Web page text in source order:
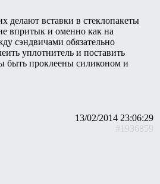
делают вставки в стеклопакеты
впритык и оменно как на
сэндвичами обязательно
уплотнитель и поставить
быть проклеены силиконом и
13/02/2014 23:06:29
#1936859